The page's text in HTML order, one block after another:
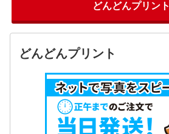
どんどんプリント
どんどんプリント